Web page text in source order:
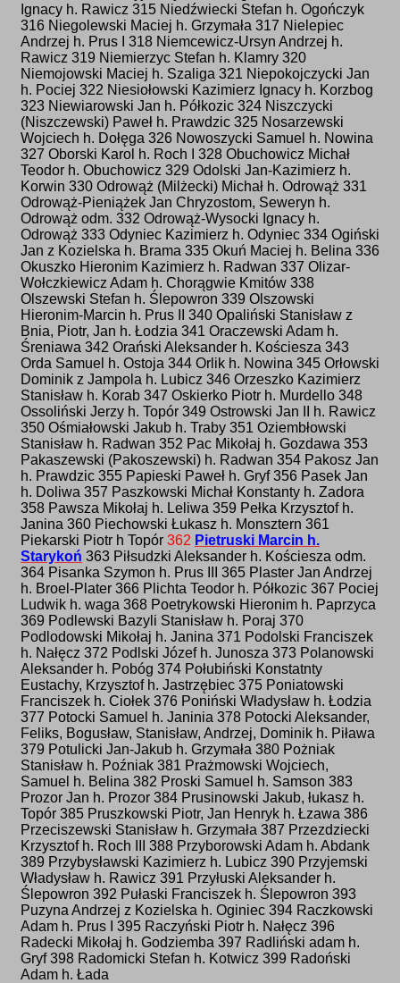
Ignacy h. Rawicz 315 Niedźwiecki Stefan h. Ogończyk
316 Niegolewski Maciej h. Grzymała 317 Nielepiec
Andrzej h. Prus I 318 Niemcewicz-Ursyn Andrzej h.
Rawicz 319 Niemierzyc Stefan h. Klamry 320
Niemojowski Maciej h. Szaliga 321 Niepokojczycki Jan
h. Pociej 322 Niesiołowski Kazimierz Ignacy h. Korzbog
323 Niewiarowski Jan h. Półkozic 324 Niszczycki
(Niszczewski) Paweł h. Prawdzic 325 Nosarzewski
Wojciech h. Dołęga 326 Nowoszycki Samuel h. Nowina
327 Oborski Karol h. Roch I 328 Obuchowicz Michał
Teodor h. Obuchowicz 329 Odolski Jan-Kazimierz h.
Korwin 330 Odrowąż (Milżecki) Michał h. Odrowąż 331
Odrowąż-Pieniążek Jan Chryzostom, Seweryn h.
Odrowąż odm. 332 Odrowąż-Wysocki Ignacy h.
Odrowąż 333 Odyniec Kazimierz h. Odyniec 334 Ogiński
Jan z Kozielska h. Brama 335 Okuń Maciej h. Belina 336
Okuszko Hieronim Kazimierz h. Radwan 337 Olizar-
Wołczkiewicz Adam h. Chorągwie Kmitów 338
Olszewski Stefan h. Ślepowron 339 Olszowski
Hieronim-Marcin h. Prus II 340 Opaliński Stanisław z
Bnia, Piotr, Jan h. Łodzia 341 Oraczewski Adam h.
Śreniawa 342 Orański Aleksander h. Kościesza 343
Orda Samuel h. Ostoja 344 Orlik h. Nowina 345 Orłowski
Dominik z Jampola h. Lubicz 346 Orzeszko Kazimierz
Stanisław h. Korab 347 Oskierko Piotr h. Murdello 348
Ossoliński Jerzy h. Topór 349 Ostrowski Jan II h. Rawicz
350 Ośmiałowski Jakub h. Traby 351 Oziembłowski
Stanisław h. Radwan 352 Pac Mikołaj h. Gozdawa 353
Pakaszewski (Pakoszewski) h. Radwan 354 Pakosz Jan
h. Prawdzic 355 Papieski Paweł h. Gryf 356 Pasek Jan
h. Doliwa 357 Paszkowski Michał Konstanty h. Zadora
358 Pawsza Mikołaj h. Leliwa 359 Pełka Krzysztof h.
Janina 360 Piechowski Łukasz h. Monsztern 361
Piekarski Piotr h Topór 362 Pietruski Marcin h.
Starykoń 363 Piłsudzki Aleksander h. Kościesza odm.
364 Pisanka Szymon h. Prus III 365 Plaster Jan Andrzej
h. Broel-Plater 366 Plichta Teodor h. Półkozic 367 Pociej
Ludwik h. waga 368 Poetrykowski Hieronim h. Paprzyca
369 Podlewski Bazyli Stanisław h. Poraj 370
Podlodowski Mikołaj h. Janina 371 Podolski Franciszek
h. Nałęcz 372 Podlski Józef h. Junosza 373 Polanowski
Aleksander h. Pobóg 374 Połubiński Konstatnty
Eustachy, Krzysztof h. Jastrzębiec 375 Poniatowski
Franciszek h. Ciołek 376 Poniński Władysław h. Łodzia
377 Potocki Samuel h. Janinia 378 Potocki Aleksander,
Feliks, Bogusław, Stanisław, Andrzej, Dominik h. Piława
379 Potulicki Jan-Jakub h. Grzymała 380 Pożniak
Stanisław h. Poźniak 381 Prażmowski Wojciech,
Samuel h. Belina 382 Proski Samuel h. Samson 383
Prozor Jan h. Prozor 384 Prusinowski Jakub, łukasz h.
Topór 385 Pruszkowski Piotr, Jan Henryk h. Łzawa 386
Przeciszewski Stanisław h. Grzymała 387 Przezdziecki
Krzysztof h. Roch III 388 Przyborowski Adam h. Abdank
389 Przybysławski Kazimierz h. Lubicz 390 Przyjemski
Władysław h. Rawicz 391 Przyłuski Aleksander h.
Ślepowron 392 Pułaski Franciszek h. Ślepowron 393
Puzyna Andrzej z Kozielska h. Oginiec 394 Raczkowski
Adam h. Prus I 395 Raczyński Piotr h. Nałęcz 396
Radecki Mikołaj h. Godziemba 397 Radliński adam h.
Gryf 398 Radomicki Stefan h. Kotwicz 399 Radoński
Adam h. Łada